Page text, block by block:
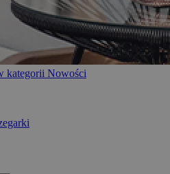
kategorii Nowości